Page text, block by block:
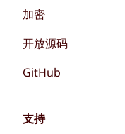
加密
开放源码
GitHub
支持